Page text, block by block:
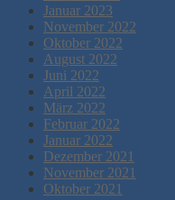
Januar 2023
November 2022
Oktober 2022
August 2022
Juni 2022
April 2022
März 2022
Februar 2022
Januar 2022
Dezember 2021
November 2021
Oktober 2021